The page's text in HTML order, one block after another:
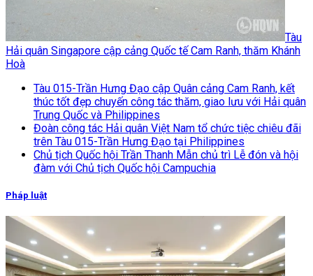
Tàu
Hải quân Singapore cập cảng Quốc tế Cam Ranh, thăm Khánh
Hoà
Tàu 015-Trần Hưng Đạo cập Quân cảng Cam Ranh, kết
thúc tốt đẹp chuyến công tác thăm, giao lưu với Hải quân
Trung Quốc và Philippines
Đoàn công tác Hải quân Việt Nam tổ chức tiệc chiêu đãi
trên Tàu 015-Trần Hưng Đạo tại Philippines
Chủ tịch Quốc hội Trần Thanh Mẫn chủ trì Lễ đón và hội
đàm với Chủ tịch Quốc hội Campuchia
Pháp luật